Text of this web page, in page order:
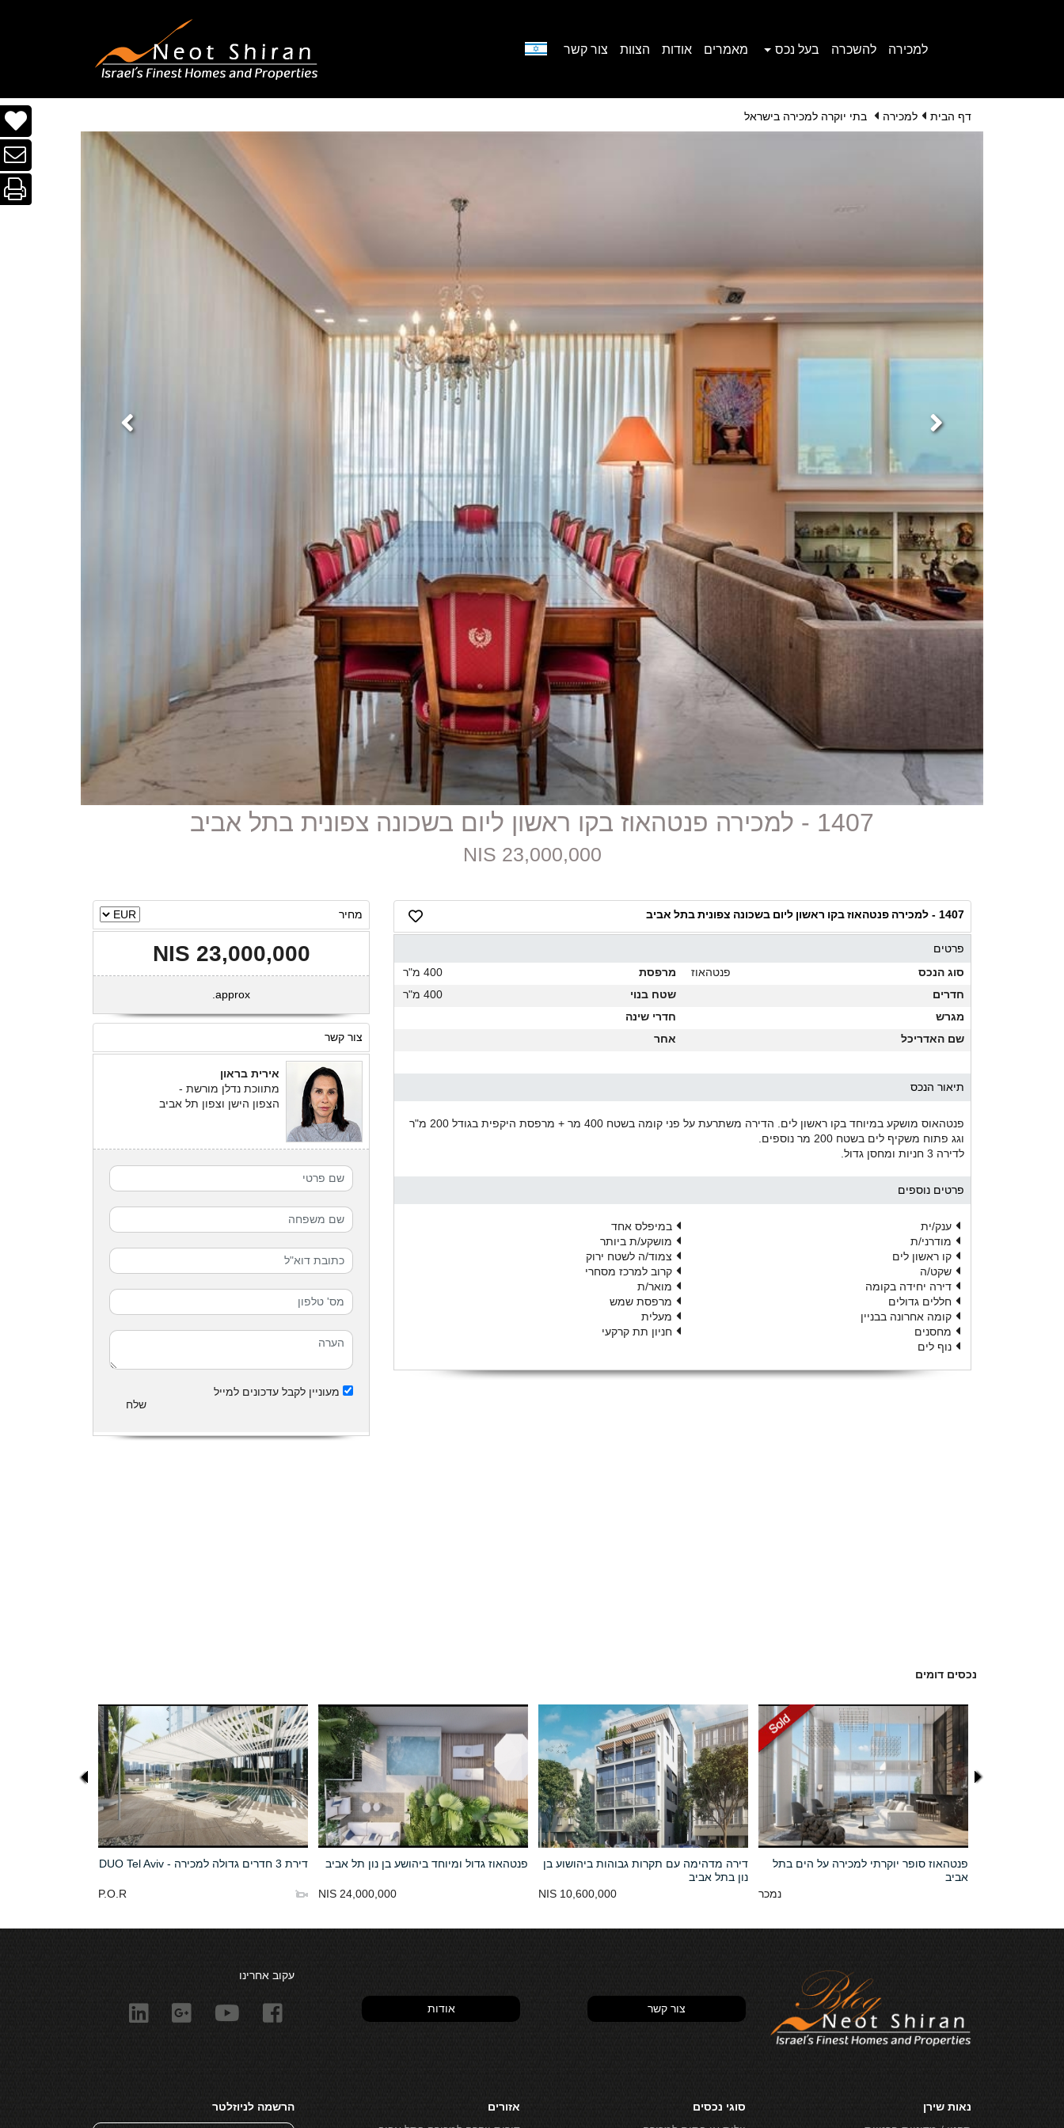
למכירה להשכרה בעל נכס מאמרים אודות הצוות צור קשר
דף הבית למכירה בתי יוקרה למכירה בישראל
1407 - למכירה פנטהאוז בקו ראשון ליום בשכונה צפונית בתל אביב
23,000,000 NIS
1407 - למכירה פנטהאוז בקו ראשון ליום בשכונה צפונית בתל אביב
פרטים
סוג הנכס
פנטהאוז מרפסת
400 מ"ר
חדרים
שטח בנוי
400 מ"ר
מגרש
חדרי שינה
שם האדריכל
אחר
תיאור הנכס
פנטהאוס מושקע במיוחד בקו ראשון לים. הדירה משתרעת על פני קומה בשטח 400 מר + מרפסת היקפית בגודל 200 מ"ר
וגג פתוח משקיף לים בשטח 200 מר נוספים.
לדירה 3 חניות ומחסן גדול.
פרטים נוספים
ענק/ית
במיפלס אחד
מודרני/ת
מושקע/ת ביותר
קו ראשון לים
צמוד/ה לשטח ירוק
שקט/ה
קרוב למרכז מסחרי
דירה יחידה בקומה
מואר/ת
חללים גדולים
מרפסת שמש
קומה אחרונה בבניין
מעלית
מחסנים
חניון תת קרקעי
נוף לים
מחיר
23,000,000 NIS
approx.
צור קשר
אירית בראון
מתווכת נדלן מורשת -
הצפון הישן וצפון תל אביב
מעוניין לקבל עדכונים למייל
שלח
נכסים דומים
דירת 3 חדרים גדולה למכירה - DUO Tel Aviv
P.O.R
פנטהאוז גדול ומיוחד ביהושע בן נון תל אביב
24,000,000 NIS
דירה מדהימה עם תקרות גבוהות ביהושוע בן
נון בתל אביב
10,600,000 NIS
פנטהאוז סופר יוקרתי למכירה על הים בתל
אביב
נמכר
צור קשר אודות
עקוב אחרינו
נאות שירן
סוגי נכסים
אזורים
הרשמה לניוזלטר